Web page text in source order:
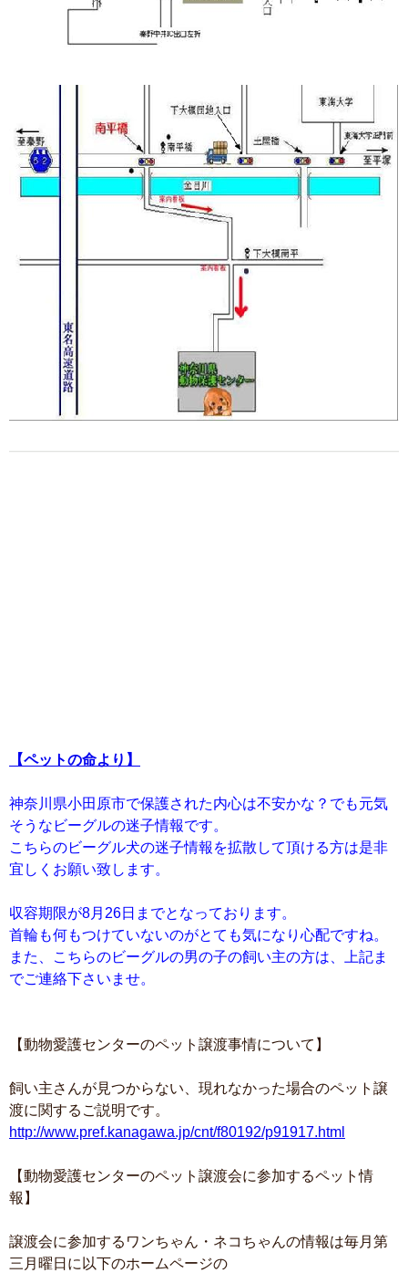
【ペットの命より】
神奈川県小田原市で保護された内心は不安かな？でも元気
そうなビーグルの迷子情報です。
こちらのビーグル犬の迷子情報を拡散して頂ける方は是非
宜しくお願い致します。
収容期限が8月26日までとなっております。
首輪も何もつけていないのがとても気になり心配ですね。
また、こちらのビーグルの男の子の飼い主の方は、上記ま
でご連絡下さいませ。
【動物愛護センターのペット譲渡事情について】
飼い主さんが見つからない、現れなかった場合のペット譲
渡に関するご説明です。
http://www.pref.kanagawa.jp/cnt/f80192/p91917.html
【動物愛護センターのペット譲渡会に参加するペット情
報】
譲渡会に参加するワンちゃん・ネコちゃんの情報は毎月第
三月曜日に以下のホームページの